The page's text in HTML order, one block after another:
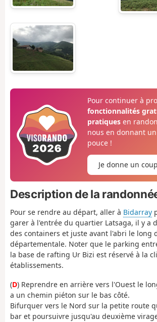
Pour continuer à
fonctionnalités
pratiquesen
nous en donnant
pouce !
Je donne un
Description de la
Pour se rendre au départ, aller à Bidarray
garer à l'entrée du quartier Latsaga, il y a
des containers et juste avant l'abri le long
départementale. Noter que le parking
la base de rafting Ur Bizi est réservé à la
établissements.
(D) Reprendre en arrière vers l'Ouest le
a un chemin piéton sur le bas côté.
Bifurquer vers le Nord sur la petite route
bar et poursuivre jusqu'au deuxième